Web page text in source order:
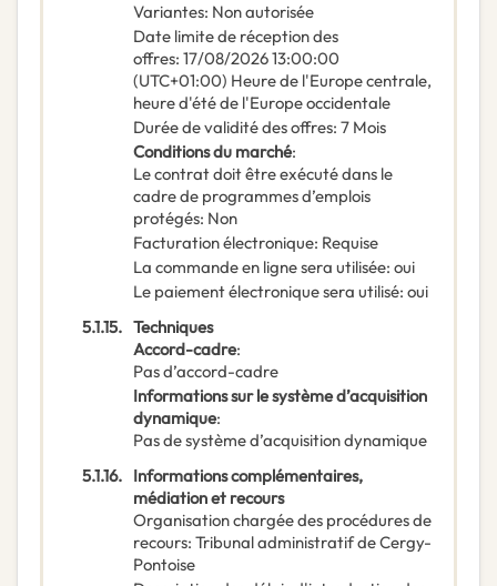
Variantes: Non autorisée
Date limite de réception des
offres: 17/08/202613:00:00
(UTC+01:00) Heure de l'Europe centrale,
heure d'été de l'Europe occidentale
Durée de validité des offres: 7 Mois
Conditions du marché:
Le contrat doit être exécuté dans le
cadre de programmes d’emplois
protégés: Non
Facturation électronique: Requise
La commande en ligne sera utilisée: oui
Le paiement électronique sera utilisé: oui
5.1.15. Techniques
Accord-cadre:
Pas d’accord-cadre
Informations sur le système d’acquisition
dynamique:
Pas de système d’acquisition dynamique
5.1.16. Informations complémentaires,
médiation et recours
Organisation chargée des procédures de
recours: Tribunal administratif de Cergy-
Pontoise